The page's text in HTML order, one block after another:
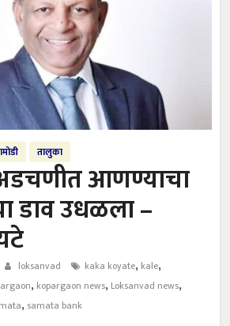
तालुका
आणण्याचा
डाव उधळला –
loksanvad kaka koyate, kale,
, kopargaon news, Loksanvad news,
, samata bank